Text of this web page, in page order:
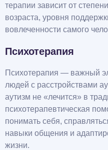
терапии зависит от
возраста, уровня
вовлеченности самого
Психотерапия
Психотерапия — важный
людей с расстройствами
аутизм не «лечится» в
психотерапевтическая
понимать себя,
навыки общения и
жизни.